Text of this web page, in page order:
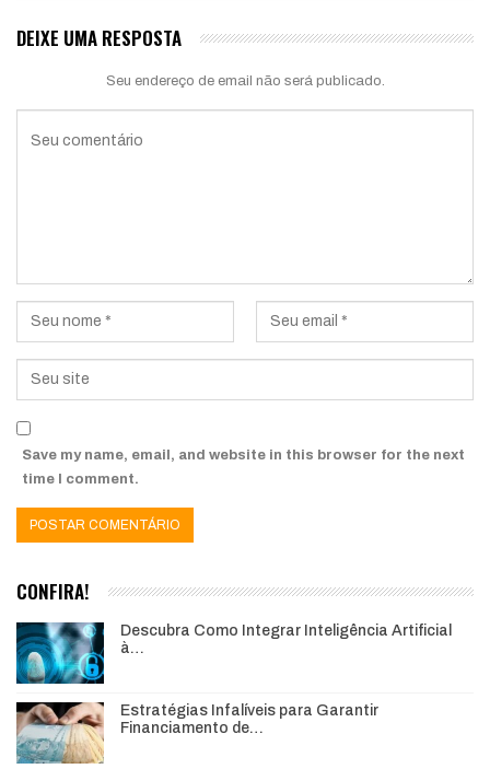
DEIXE UMA RESPOSTA
Seu endereço de email não será publicado.
Save my name, email, and website in this browser for the next
time I comment.
CONFIRA!
Descubra Como Integrar Inteligência Artificial
à…
Estratégias Infalíveis para Garantir
Financiamento de…